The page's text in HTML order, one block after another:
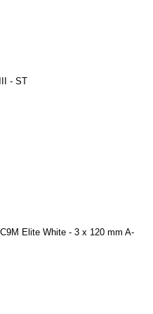
- ST
Elite White - 3 x 120 mm A-